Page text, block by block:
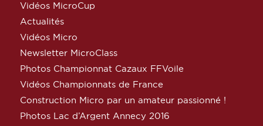
Vidéos MicroCup
Actualités
Vidéos Micro
Newsletter MicroClass
Photos Championnat Cazaux FFVoile
Vidéos Championnats de France
Construction Micro par un amateur passionné !
Photos Lac d’Argent Annecy 2016